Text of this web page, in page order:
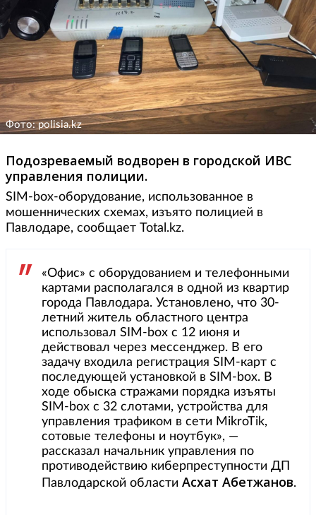
Фото: polisia.kz
Подозреваемый водворен в городской ИВС
управления полиции.
SIM-box-оборудование, использованное в
мошеннических схемах, изъято полицией в
Павлодаре, сообщает Total.kz.
«Офис» с оборудованием и телефонными
картами располагался в одной из квартир
города Павлодара. Установлено, что 30-
летний житель областного центра
использовал SIM-box с 12 июня и
действовал через мессенджер. В его
задачу входила регистрация SIM-карт с
последующей установкой в SIM-box. В
ходе обыска стражами порядка изъяты
SIM-box с 32 слотами, устройства для
управления трафиком в сети MikroTik,
сотовые телефоны и ноутбук», —
рассказал начальник управления по
противодействию киберпреступности ДП
Павлодарской области Асхат Абетжанов.